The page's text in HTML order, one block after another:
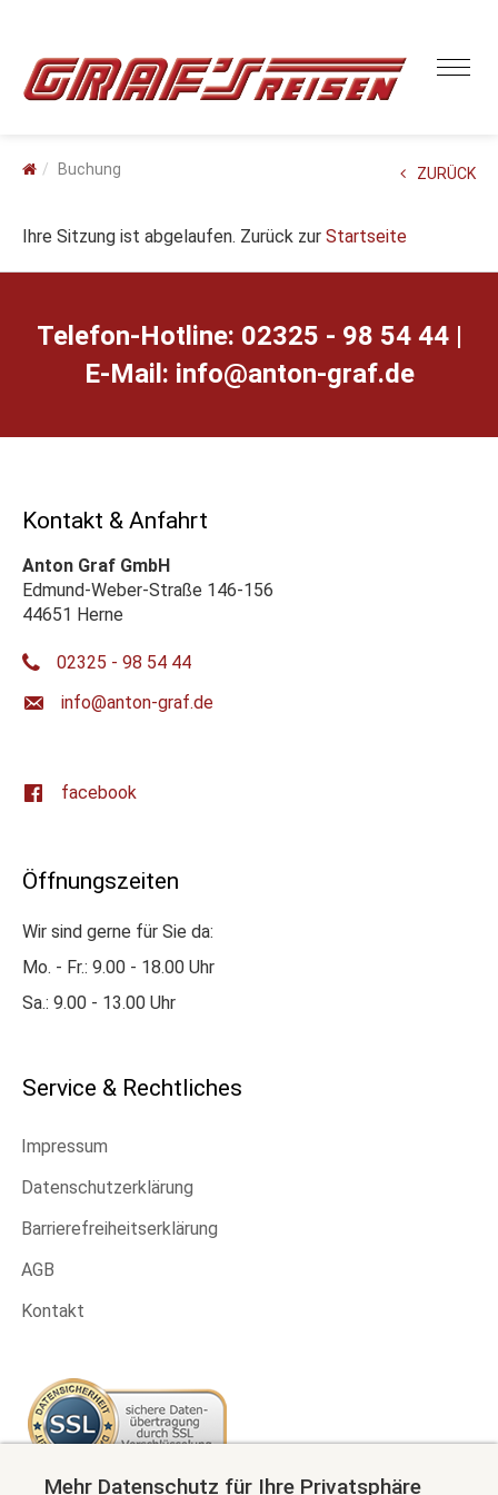
Buchung ZURÜCK
Ihre Sitzung ist abgelaufen. Zurück zur Startseite
Telefon-Hotline: 02325 - 98 54 44 |
E-Mail: ed.farg-notna@ofni
Kontakt & Anfahrt
Anton Graf GmbH
Edmund-Weber-Straße 146-156
44651 Herne
02325 - 98 54 44
ed.farg-notna@ofni
facebook
Öffnungszeiten
Wir sind gerne für Sie da:
Mo. - Fr.: 9.00 - 18.00 Uhr
Sa.: 9.00 - 13.00 Uhr
Service & Rechtliches
Impressum
Datenschutzerklärung
Barrierefreiheitserklärung
AGB
Kontakt
Mehr Datenschutz für Ihre Privatsphäre